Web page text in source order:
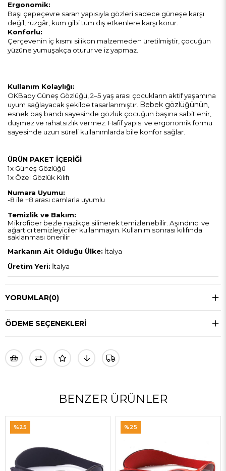
Ergonomik:
Başı çepeçevre saran yapısıyla gözleri sadece güneşe karşı
değil, rüzgâr, kum gibi tüm dış etkenlere karşı korur.
Konforlu:
Çerçevenin iç kısmı silikon malzemeden üretilmiştir, çocuğun
yüzüne yumuşakça oturur ve iz yapmaz.
Kullanım Kolaylığı:
OKBaby Güneş Gözlüğü, 2–5 yaş arası çocukların aktif yaşamına
uyum sağlayacak şekilde tasarlanmıştır. Bebek gözlüğünün,
esnek baş bandı sayesinde gözlük çocuğun başına sabitlenir,
düşmez ve rahatsızlık vermez. Hafif yapısı ve ergonomik formu
sayesinde uzun süreli kullanımlarda bile konfor sağlar.
ÜRÜN PAKET İÇERİĞİ
1x Güneş Gözlüğü
1x Özel Gözlük Kılıfı
Numara Uyumu:
-8 ile +8 arası camlarla uyumlu
Temizlik ve Bakım:
Mikrofiber bezle nazikçe silinerek temizlenebilir. Aşındırıcı ve
ağartıcı temizleyiciler kullanmayın. Kullanım sonrası kılıfında
saklanması önerilir
Markanın Ait Olduğu Ülke: İtalya
Üretim Yeri: İtalya
YORUMLAR(0)
ÖDEME SEÇENEKLERI
BENZER ÜRÜNLER
%25 %25